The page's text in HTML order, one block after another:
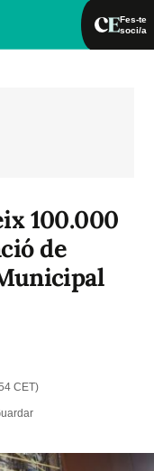
Fes-te
soci/a
100.000
de
CET)